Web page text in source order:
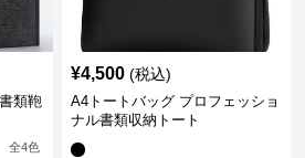
類鞄
全4色
¥4,500 (税込)
A4トートバッグ プロフェッショ
ナル書類収納トート